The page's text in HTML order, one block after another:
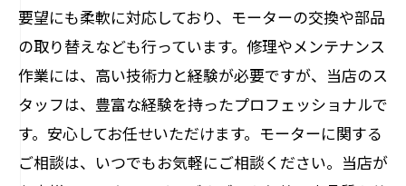
要望にも柔軟に対応しており、モーターの交換や部品
の取り替えなども行っています。修理やメンテナンス
作業には、高い技術力と経験が必要ですが、当店のス
タッフは、豊富な経験を持ったプロフェッショナルで
す。安心してお任せいただけます。モーターに関する
ご相談は、いつでもお気軽にご相談ください。当店が